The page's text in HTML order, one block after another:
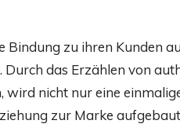
Bindung zu ihren Kunden
das Erzählen von
wird nicht nur eine
zur Marke